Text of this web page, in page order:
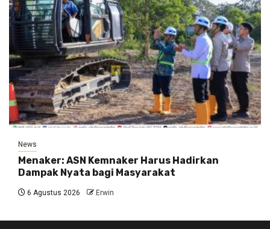
News
Menaker: ASN Kemnaker Harus Hadirkan
Dampak Nyata bagi Masyarakat
6 Agustus 2026 Erwin